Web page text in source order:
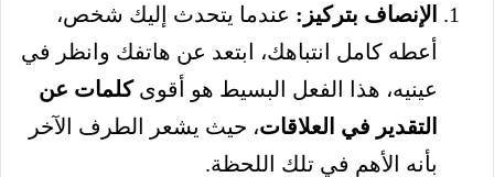
الإنصاف بتركيز: عندما يتحدث إليك شخص،
أعطه كامل انتباهك، ابتعد عن هاتفك وانظر في
عينيه، هذا الفعل البسيط هو أقوىكلمات عن
التقدير في العلاقات، حيث يشعر الطرف الآخر
بأنه الأهم في تلك اللحظة.